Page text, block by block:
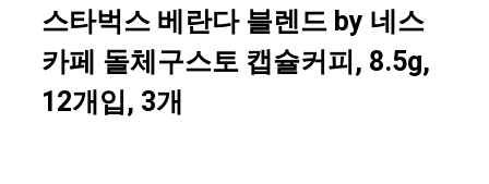
스타벅스 베란다 블렌드 by 네스
카페 돌체구스토 캡슐커피, 8.5g,
12개입, 3개